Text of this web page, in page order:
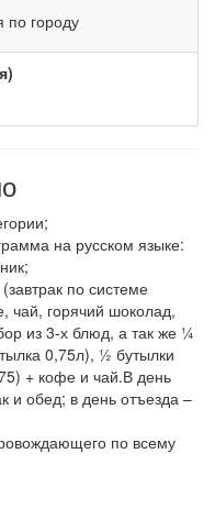
по городу
на русском языке:
по системе
чай, горячий шоколад,
из 3-х блюд, а так же ¼
0,75л), ½ бутылки
+ кофе и чай.В день
и обед; в день отъезда –
по всему